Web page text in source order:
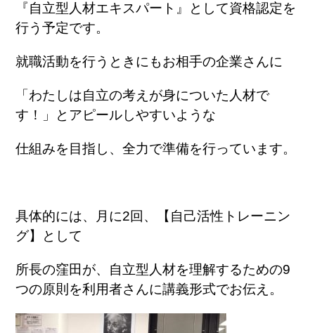
『自立型人材エキスパート』として資格認定を
行う予定です。
就職活動を行うときにもお相手の企業さんに
「わたしは自立の考えが身についた人材で
す！」とアピールしやすいような
仕組みを目指し、全力で準備を行っています。
具体的には、月に2回、【自己活性トレーニン
グ】として
所長の窪田が、自立型人材を理解するための9
つの原則を利用者さんに講義形式でお伝え。